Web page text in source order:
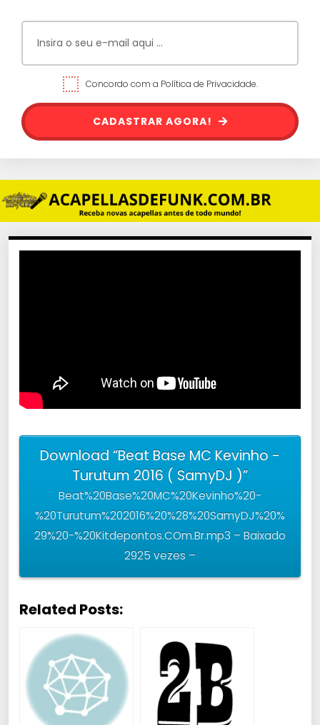
Concordo com a Política de Privacidade.
CADASTRAR AGORA!
Download “Beat Base MC Kevinho -
Turutum 2016 ( SamyDJ )”
Beat%20Base%20MC%20Kevinho%20-
%20Turutum%202016%20%28%20SamyDJ%20%
29%20-%20Kitdepontos.COm.Br.mp3 – Baixado
2925 vezes –
Related Posts: